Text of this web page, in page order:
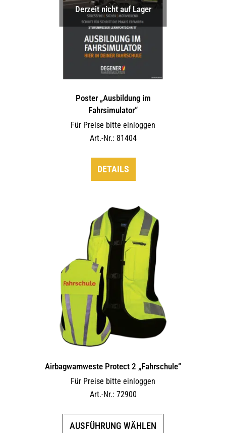
Derzeit nicht auf Lager
Poster „Ausbildung im
Fahrsimulator“
Für Preise bitte einloggen
Art.-Nr.: 81404
DETAILS
Airbagwarnweste Protect 2 „Fahrschule“
Für Preise bitte einloggen
Art.-Nr.: 72900
AUSFÜHRUNG WÄHLEN